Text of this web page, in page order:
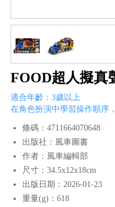
FOOD超人擬真
適合年齡：3歲以上
在角色扮演中學習操作順序
條碼：4711664070648
出版社：風車圖書
作者：風車編輯部
尺寸：34.5x12x18cm
出版日期：2026-01-23
重量(g)：618